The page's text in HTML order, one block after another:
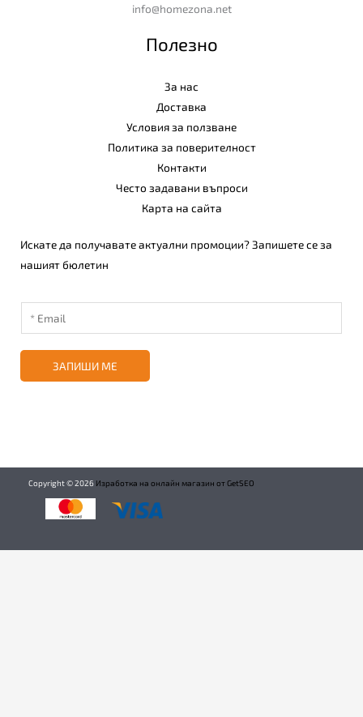
info@homezona.net
Полезно
За нас
Доставка
Условия за ползване
Политика за поверителност
Контакти
Често задавани въпроси
Карта на сайта
Искате да получавате актуални промоции? Запишете се за
нашият бюлетин
ЗАПИШИ МЕ
Copyright ©2026 Изработка на онлайн магазин от GetSEO